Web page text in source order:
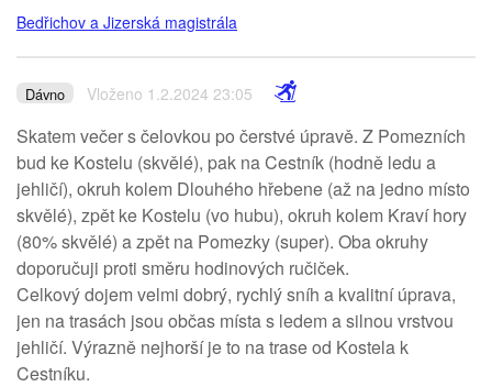
Bedřichov a Jizerská magistrála
Dávno Vloženo 1.2.2024 23:05
Skatem večer s čelovkou po čerstvé úpravě. Z Pomezních
bud ke Kostelu (skvělé), pak na Cestník (hodně ledu a
jehličí), okruh kolem Dlouhého hřebene (až na jedno místo
skvělé), zpět ke Kostelu (vo hubu), okruh kolem Kraví hory
(80% skvělé) a zpět na Pomezky (super). Oba okruhy
doporučuji proti směru hodinových ručiček.
Celkový dojem velmi dobrý, rychlý sníh a kvalitní úprava,
jen na trasách jsou občas místa s ledem a silnou vrstvou
jehličí. Výrazně nejhorší je to na trase od Kostela k
Cestníku.